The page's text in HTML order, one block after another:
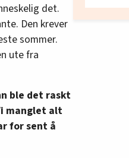
det.
Den krever
sommer.
ute fra
ble det raskt
manglet alt
for sent å